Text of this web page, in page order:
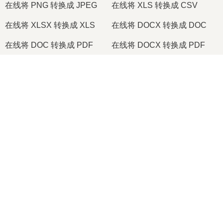
在线将 PNG 转换成 JPEG 在线将 XLS 转换成 CSV
在线将 XLSX 转换成 XLS 在线将 DOCX 转换成 DOC
在线将 DOC 转换成 PDF 在线将 DOCX 转换成 PDF